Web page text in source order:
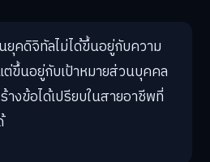
ยุคดิจิทัลไม่ได้ขึ้นอยู่กับความ
ต่ขึ้นอยู่กับเป้าหมายส่วนบุคคล
งข้อได้เปรียบในสายอาชีพที่